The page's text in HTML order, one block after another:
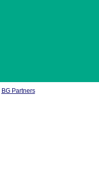
BG Partners